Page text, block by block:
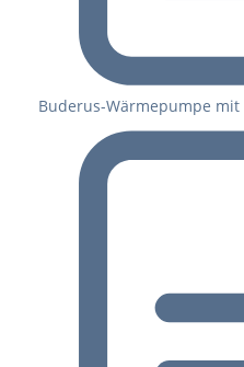
Buderus-Wärmepumpe